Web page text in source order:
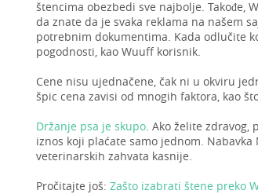
štencima obezbedi sve najbolje.
da znate da je svaka reklama na našem
potrebnim dokumentima. Kada odlučite
pogodnosti, kao Wuuff korisnik.
Cene nisu ujednačene, čak ni u okviru
špic cena zavisi od mnogih faktora, kao
Držanje psa je skupo. Ako želite zdravog,
iznos koji plaćate samo jednom.
veterinarskih zahvata kasnije.
Pročitajte još: Zašto izabrati štene preko